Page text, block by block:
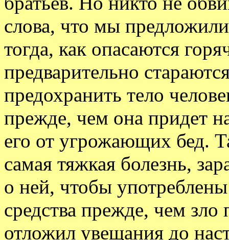
слова, что мы
тогда, как опасаются
предварительно
предохранить тело
прежде, чем она придет
его от угрожающих бед.
самая тяжкая болезнь,
о ней, чтобы
средства прежде, чем зло
отложил увещания до